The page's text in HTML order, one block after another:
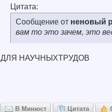
Цитата:
Сообщение от неновый
вам то это зачем, это
ДЛЯ НАУЧНЫХТРУДОВ
В Минюст Цитата